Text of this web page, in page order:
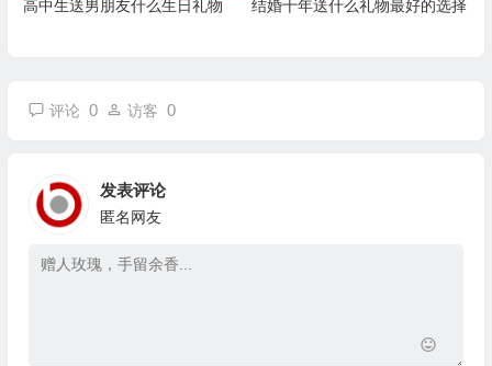
高中生送男朋友什么生日礼物 结婚十年送什么礼物最好的选择
评论 0 访客 0
发表评论
匿名网友